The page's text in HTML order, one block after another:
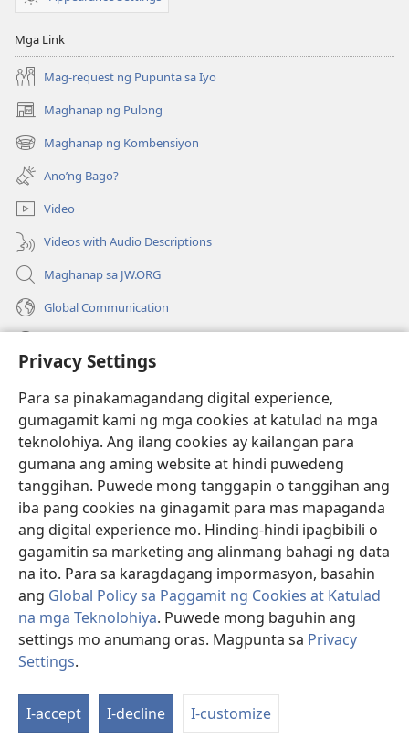
Privacy Settings
Para sa pinakamagandang digital experience,
gumagamit kami ng mga cookies at katulad na mga
teknolohiya. Ang ilang cookies ay kailangan para
gumana ang aming website at hindi puwedeng
tanggihan. Puwede mong tanggapin o tanggihan ang
iba pang cookies na ginagamit para mas mapaganda
ang digital experience mo. Hinding-hindi ipagbibili o
gagamitin sa marketing ang alinmang bahagi ng data
na ito. Para sa karagdagang impormasyon, basahin
ang Global Policy sa Paggamit ng Cookies at Katulad
na mga Teknolohiya. Puwede mong baguhin ang
settings mo anumang oras. Magpunta sa Privacy
Settings.
I-accept I-decline I-customize
2002
Mga Link
Mag-request ng Pupunta sa Iyo
Maghanap ng Pulong
(may
bubukas
na
bagong
window)
Maghanap ng Kombensiyon
(may
bubukas
na
bagong
window)
Ano’ng Bago?
Video
Videos with Audio Descriptions
Maghanap sa JW.ORG
Global Communication
(may
na
bagong
window)
Watchtower ONLINE LIBRARY™
(may
bubukas
na
bagong
window)
JW Hub ®
(may
bubukas
bagong
window)
JW Library ®
Watchtower Library®
Copyright
KASUNDUAN SA PAGGAMIT